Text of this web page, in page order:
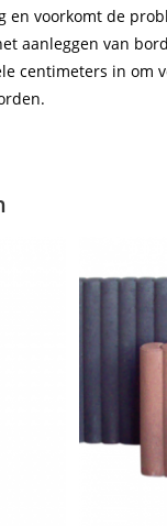
en voorkomt de
aanleggen van
centimeters in om